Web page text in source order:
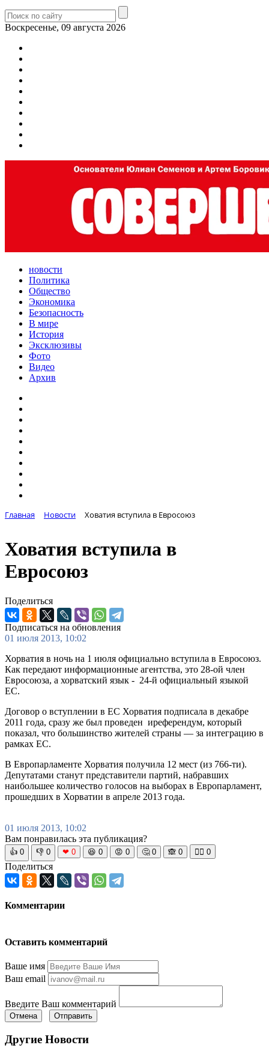
Воскресенье, 09 августа 2026
новости
Политика
Общество
Экономика
Безопасность
В мире
История
Эксклюзивы
Фото
Видео
Архив
Главная Новости Ховатия вступила в Евросоюз
Ховатия вступила в
Евросоюз
Поделиться
Подписаться на обновления
01 июля 2013, 10:02
Хорватия в ночь на 1 июля официально вступила в Евросоюз.
Как передают информационные агентства, это 28-ой член
Евросоюза, а хорватский язык - 24-й официальный языкой
ЕС.
Договор о вступлении в ЕС Хорватия подписала в декабре
2011 года, сразу же был проведен иреферендум, который
показал, что большинство жителей страны — за интеграцию в
рамках ЕС.
В Европарламенте Хорватия получила 12 мест (из 766-ти).
Депутатами станут представители партий, набравших
наибольшее количество голосов на выборах в Европарламент,
прошедших в Хорватии в апреле 2013 года.
01 июля 2013, 10:02
Вам понравилась эта публикация?
👍 0 👎 0 ❤ 0 😆 0 😡 0 🤔 0 🙈 0 🧘‍♀️ 0
Поделиться
Комментарии
Оставить комментарий
Ваше имя
Ваш email
Введите Ваш комментарий
Отмена Отправить
Другие Новости